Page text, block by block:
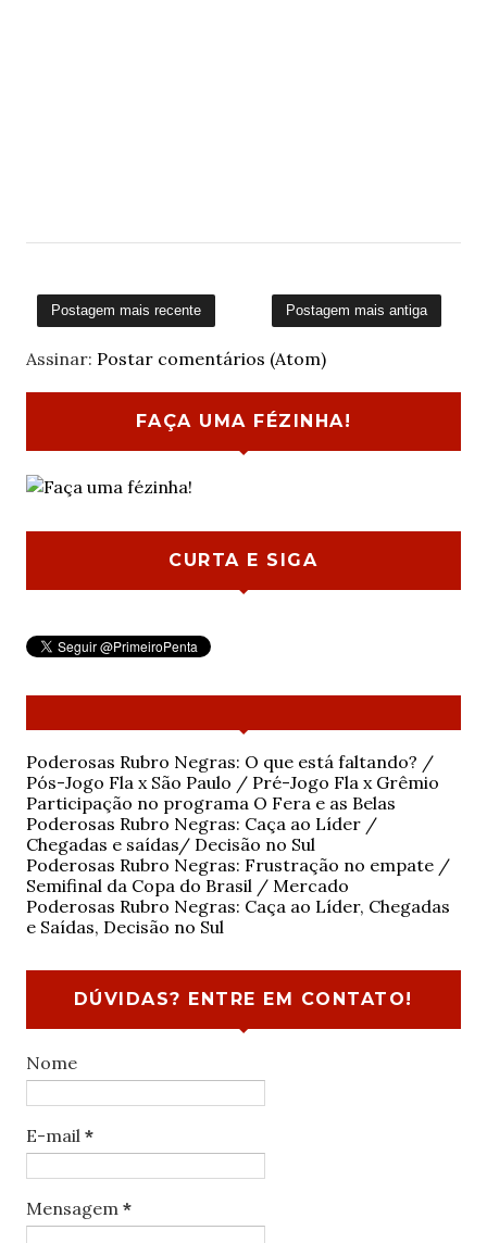
Postagem mais recente Postagem mais antiga
Assinar: Postar comentários (Atom)
FAÇA UMA FÉZINHA!
CURTA E SIGA
Poderosas Rubro Negras: O que está faltando? /
Pós-Jogo Fla x São Paulo / Pré-Jogo Fla x Grêmio
Participação no programa O Fera e as Belas
Poderosas Rubro Negras: Caça ao Líder /
Chegadas e saídas/ Decisão no Sul
Poderosas Rubro Negras: Frustração no empate /
Semifinal da Copa do Brasil / Mercado
Poderosas Rubro Negras: Caça ao Líder, Chegadas
e Saídas, Decisão no Sul
DÚVIDAS? ENTRE EM CONTATO!
Nome
E-mail *
Mensagem *